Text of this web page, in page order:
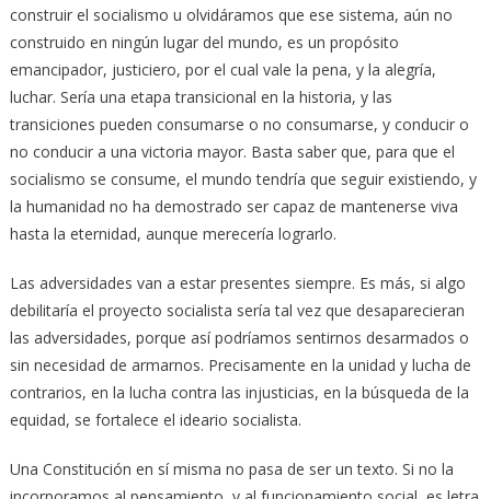
construir el socialismo u olvidáramos que ese sistema, aún no
construido en ningún lugar del mundo, es un propósito
emancipador, justiciero, por el cual vale la pena, y la alegría,
luchar. Sería una etapa transicional en la historia, y las
transiciones pueden consumarse o no consumarse, y conducir o
no conducir a una victoria mayor. Basta saber que, para que el
socialismo se consume, el mundo tendría que seguir existiendo, y
la humanidad no ha demostrado ser capaz de mantenerse viva
hasta la eternidad, aunque merecería lograrlo.
Las adversidades van a estar presentes siempre. Es más, si algo
debilitaría el proyecto socialista sería tal vez que desaparecieran
las adversidades, porque así podríamos sentirnos desarmados o
sin necesidad de armarnos. Precisamente en la unidad y lucha de
contrarios, en la lucha contra las injusticias, en la búsqueda de la
equidad, se fortalece el ideario socialista.
Una Constitución en sí misma no pasa de ser un texto. Si no la